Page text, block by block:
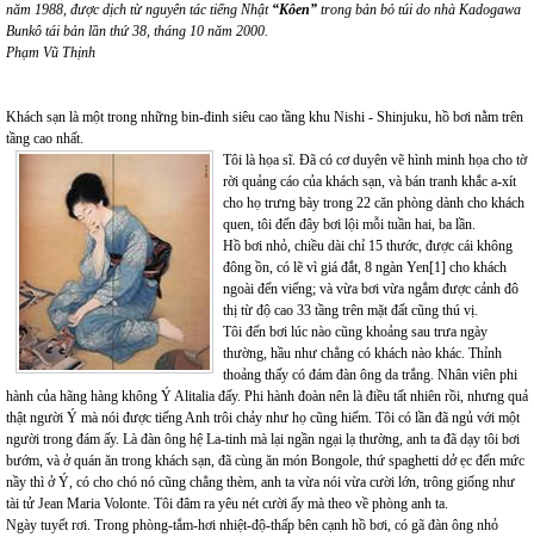
năm 1988, được dịch từ nguyên tác tiếng Nhật “Kôen” trong bản bỏ túi do nhà Kadogawa
Bunkô tái bản lần thứ 38, tháng 10 năm 2000.
Phạm Vũ Thịnh
Khách sạn là một trong những bin-đinh siêu cao tầng khu Nishi - Shinjuku, hồ bơi nằm trên
tầng cao nhất.
Tôi là họa sĩ. Đã có cơ duyên vẽ hình minh họa cho tờ
rời quảng cáo của khách sạn, và bán tranh khắc a-xít
cho họ trưng bày trong 22 căn phòng dành cho khách
quen, tôi đến đây bơi lội mỗi tuần hai, ba lần.
Hồ bơi nhỏ, chiều dài chỉ 15 thước, được cái không
đông ồn, có lẽ vì giá đắt, 8 ngàn Yen[1] cho khách
ngoài đến viếng; và vừa bơi vừa ngắm được cảnh đô
thị từ độ cao 33 tầng trên mặt đất cũng thú vị.
Tôi đến bơi lúc nào cũng khoảng sau trưa ngày
thường, hầu như chẳng có khách nào khác. Thỉnh
thoảng thấy có đám đàn ông da trắng. Nhân viên phi
hành của hãng hàng không Ý Alitalia đấy. Phi hành đoàn nên là điều tất nhiên rồi, nhưng quả
thật người Ý mà nói được tiếng Anh trôi chảy như họ cũng hiếm. Tôi có lần đã ngủ với một
người trong đám ấy. Là đàn ông hệ La-tinh mà lại ngần ngại lạ thường, anh ta đã dạy tôi bơi
bướm, và ở quán ăn trong khách sạn, đã cùng ăn món Bongole, thứ spaghetti dở ẹc đến mức
nầy thì ở Ý, có cho chó nó cũng chẳng thèm, anh ta vừa nói vừa cười lớn, trông giống như
tài tử Jean Maria Volonte. Tôi đâm ra yêu nét cười ấy mà theo về phòng anh ta.
Ngày tuyết rơi. Trong phòng-tắm-hơi nhiệt-độ-thấp bên cạnh hồ bơi, có gã đàn ông nhỏ